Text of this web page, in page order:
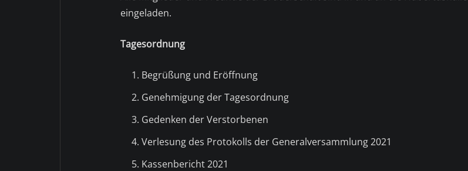
eingeladen.
Tagesordnung
Begrüßung und Eröffnung
Genehmigung der Tagesordnung
Gedenken der Verstorbenen
Verlesung des Protokolls der Generalversammlung 2021
Kassenbericht 2021